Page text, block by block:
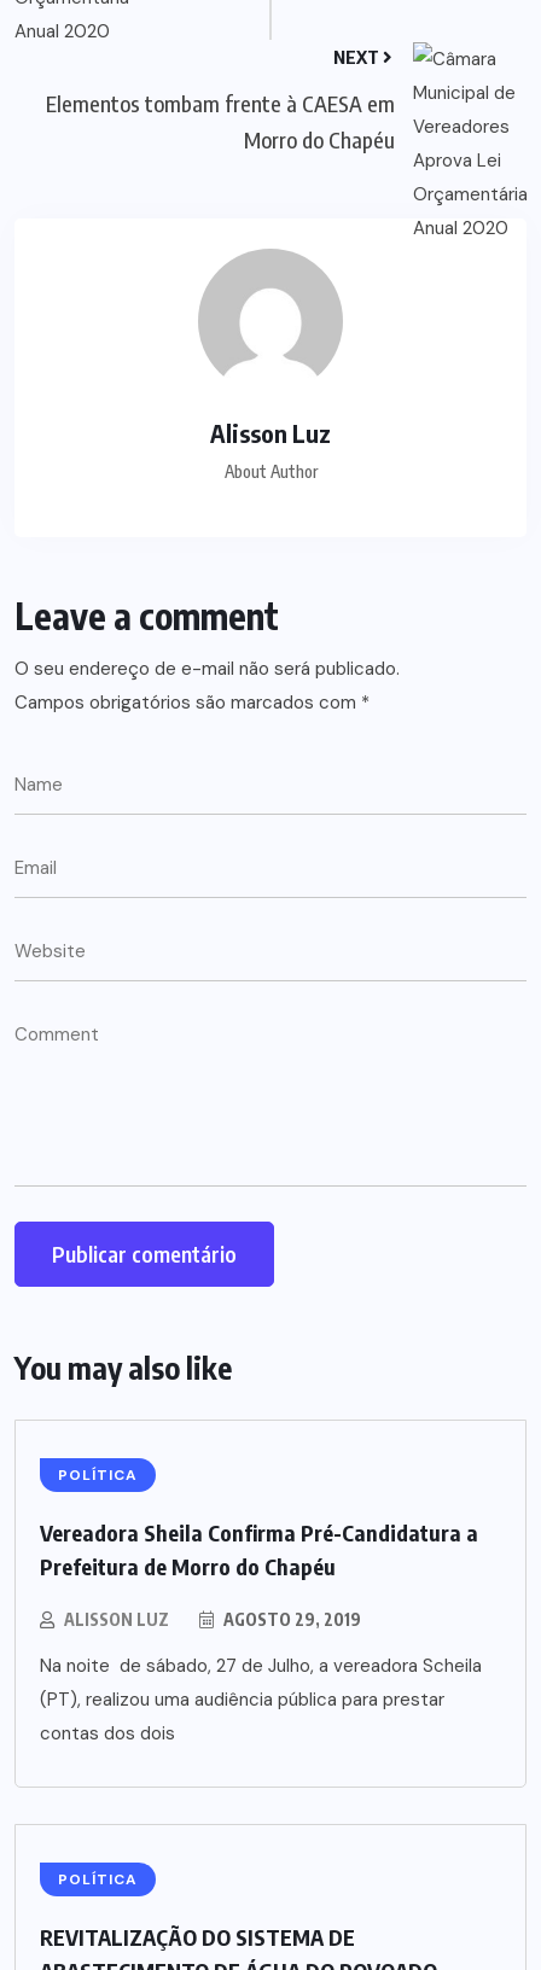
NEXT
Elementos tombam frente à CAESA em
Morro do Chapéu
Alisson Luz
About Author
Leave a comment
O seu endereço de e-mail não será publicado.
Campos obrigatórios são marcados com *
You may also like
POLÍTICA
Vereadora Sheila Confirma Pré-Candidatura a
Prefeitura de Morro do Chapéu
ALISSON LUZ AGOSTO 29, 2019
Na noite de sábado, 27 de Julho, a vereadora Scheila
(PT), realizou uma audiência pública para prestar
contas dos dois
POLÍTICA
REVITALIZAÇÃO DO SISTEMA DE